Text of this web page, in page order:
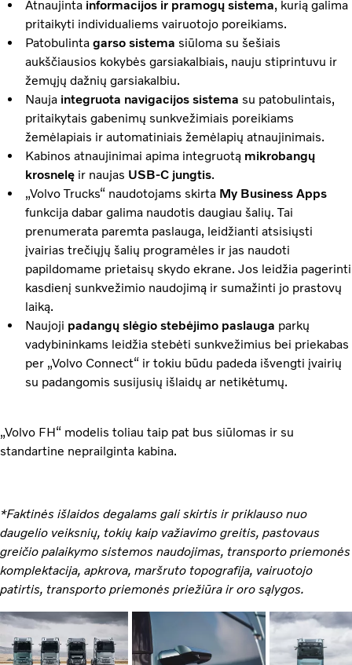
Atnaujinta informacijos ir pramogų sistema, kurią galima
pritaikyti individualiems vairuotojo poreikiams.
Patobulinta garso sistema siūloma su šešiais
aukščiausios kokybės garsiakalbiais, nauju stiprintuvu ir
žemųjų dažnių garsiakalbiu.
Nauja integruota navigacijos sistema su patobulintais,
pritaikytais gabenimų sunkvežimiais poreikiams
žemėlapiais ir automatiniais žemėlapių atnaujinimais.
Kabinos atnaujinimai apima integruotą mikrobangų
krosnelę ir naujas USB-C jungtis.
„Volvo Trucks“ naudotojams skirtaMy Business Apps
funkcija dabar galima naudotis daugiau šalių. Tai
prenumerata paremta paslauga, leidžianti atsisiųsti
įvairias trečiųjų šalių programėles ir jas naudoti
papildomame prietaisų skydo ekrane. Jos leidžia pagerinti
kasdienį sunkvežimio naudojimą ir sumažinti jo prastovų
laiką.
Naujoji padangų slėgio stebėjimo paslauga parkų
vadybininkams leidžia stebėti sunkvežimius bei priekabas
per „Volvo Connect“ ir tokiu būdu padeda išvengti įvairių
su padangomis susijusių išlaidų ar netikėtumų.
„Volvo FH“ modelis toliau taip pat bus siūlomas ir su
standartine neprailginta kabina.
*Faktinės išlaidos degalams gali skirtis ir priklauso nuo
daugelio veiksnių, tokių kaip važiavimo greitis, pastovaus
greičio palaikymo sistemos naudojimas, transporto priemonės
komplektacija, apkrova, maršruto topografija, vairuotojo
patirtis, transporto priemonės priežiūra ir oro sąlygos.